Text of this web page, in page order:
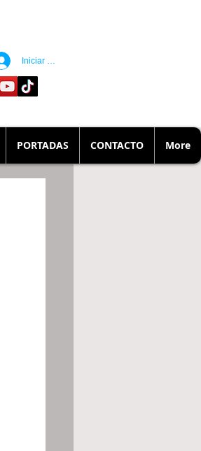
Iniciar sesión
PORTADAS CONTACTO More